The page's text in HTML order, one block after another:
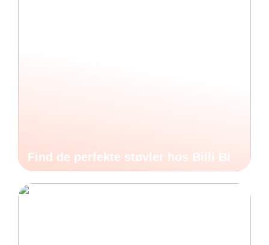
Find de perfekte støvler hos Billi Bi